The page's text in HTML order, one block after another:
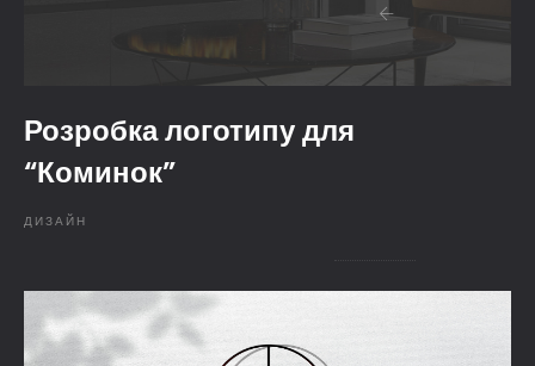
Розробка логотипу для
“Коминок”
ДИЗАЙН